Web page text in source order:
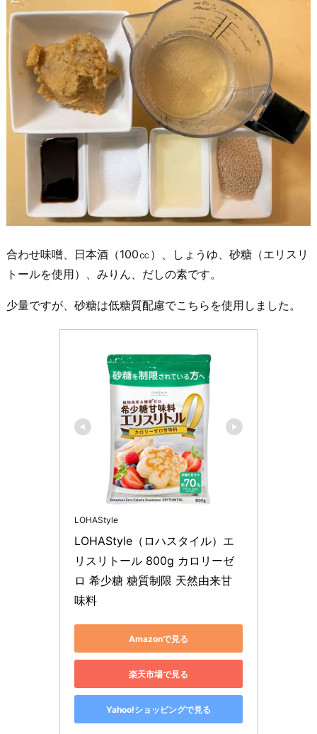
合わせ味噌、日本酒（100㏄）、しょうゆ、砂糖（エリスリ
トールを使用）、みりん、だしの素です。
少量ですが、砂糖は低糖質配慮でこちらを使用しました。
LOHAStyle
LOHAStyle（ロハスタイル）エ
リスリトール 800g カロリーゼ
ロ 希少糖 糖質制限 天然由来甘
味料
Amazonで見る
楽天市場で見る
Yahoo!ショッピングで見る